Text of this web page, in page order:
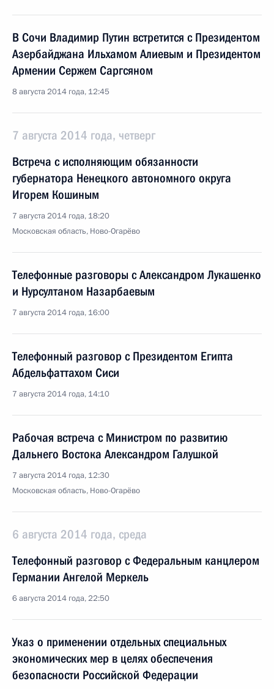
В Сочи Владимир Путин встретится с Президентом
Азербайджана Ильхамом Алиевым и Президентом
Армении Сержем Саргсяном
8 августа 2014 года, 12:45
7 августа 2014 года, четверг
Встреча с исполняющим обязанности
губернатора Ненецкого автономного округа
Игорем Кошиным
7 августа 2014 года, 18:20
Московская область, Ново-Огарёво
Телефонные разговоры с Александром Лукашенко
и Нурсултаном Назарбаевым
7 августа 2014 года, 16:00
Телефонный разговор с Президентом Египта
Абдельфаттахом Сиси
7 августа 2014 года, 14:10
Рабочая встреча с Министром по развитию
Дальнего Востока Александром Галушкой
7 августа 2014 года, 12:30
Московская область, Ново-Огарёво
6 августа 2014 года, среда
Телефонный разговор с Федеральным канцлером
Германии Ангелой Меркель
6 августа 2014 года, 22:50
Указ о применении отдельных специальных
экономических мер в целях обеспечения
безопасности Российской Федерации